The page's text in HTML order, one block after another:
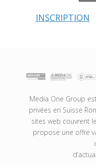
INSCRIPTION
Media One Group
privées en Suisse
sites web couvrent
propose une offre